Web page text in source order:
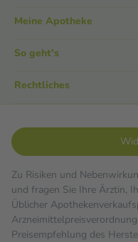
Meine Apotheke
So geht's
Rechtliches
Zu Risiken und
und fragen Sie Ihre Ärztin,
Üblicher
Preisempfehlung des